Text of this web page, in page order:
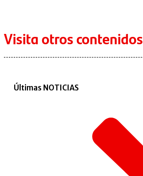
Visita otros contenidos
Últimas NOTICIAS